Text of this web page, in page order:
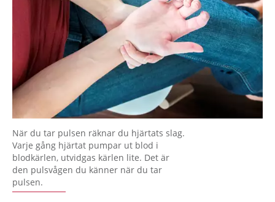
När du tar pulsen räknar du hjärtats slag.
Varje gång hjärtat pumpar ut blod i
blodkärlen, utvidgas kärlen lite. Det är
den pulsvågen du känner när du tar
pulsen.